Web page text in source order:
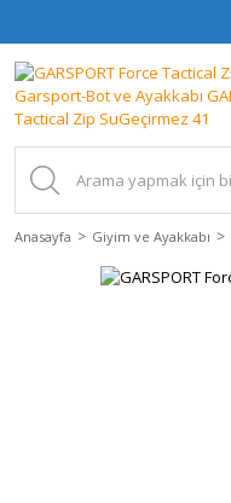
Anasayfa Giyim ve Ayakkabı